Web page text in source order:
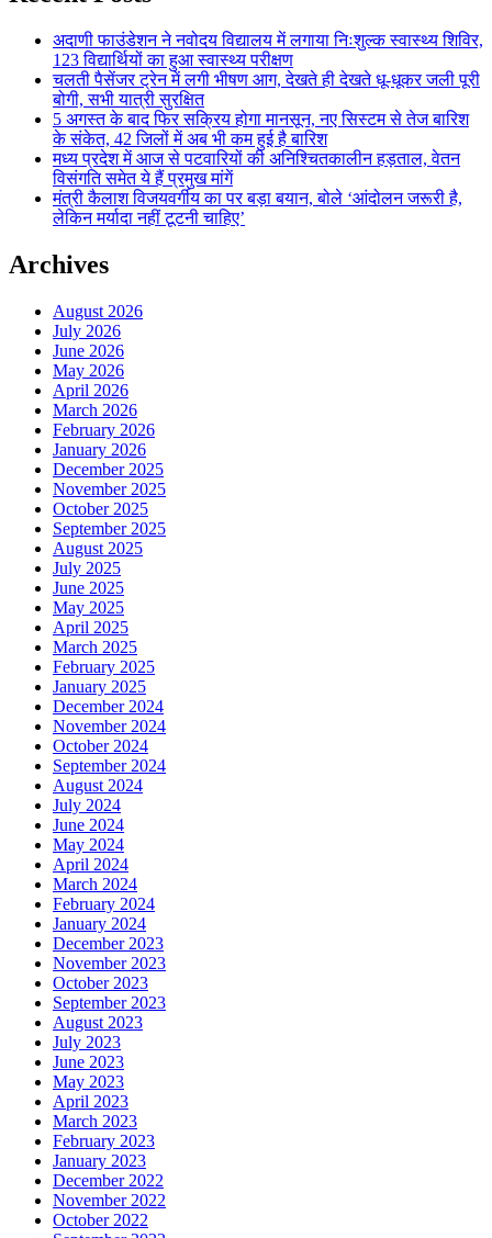
अदाणी फाउंडेशन ने नवोदय विद्यालय में लगाया निःशुल्क स्वास्थ्य शिविर,
123 विद्यार्थियों का हुआ स्वास्थ्य परीक्षण
चलती पैसेंजर ट्रेन में लगी भीषण आग, देखते ही देखते धू-धूकर जली पूरी
बोगी, सभी यात्री सुरक्षित
5 अगस्त के बाद फिर सक्रिय होगा मानसून, नए सिस्टम से तेज बारिश
के संकेत, 42 जिलों में अब भी कम हुई है बारिश
मध्य प्रदेश में आज से पटवारियों की अनिश्चितकालीन हड़ताल, वेतन
विसंगति समेत ये हैं प्रमुख मांगें
मंत्री कैलाश विजयवर्गीय का पर बड़ा बयान, बोले ‘आंदोलन जरूरी है,
लेकिन मर्यादा नहीं टूटनी चाहिए’
Archives
August 2026
July 2026
June 2026
May 2026
April 2026
March 2026
February 2026
January 2026
December 2025
November 2025
October 2025
September 2025
August 2025
July 2025
June 2025
May 2025
April 2025
March 2025
February 2025
January 2025
December 2024
November 2024
October 2024
September 2024
August 2024
July 2024
June 2024
May 2024
April 2024
March 2024
February 2024
January 2024
December 2023
November 2023
October 2023
September 2023
August 2023
July 2023
June 2023
May 2023
April 2023
March 2023
February 2023
January 2023
December 2022
November 2022
October 2022